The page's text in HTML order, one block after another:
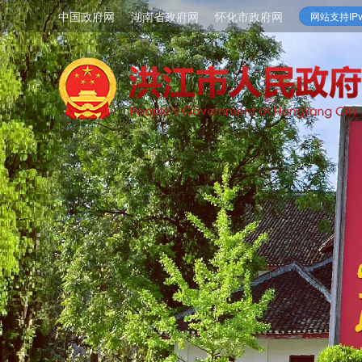
中国政府网 湖南省政府网 怀化市政府网 网站支持